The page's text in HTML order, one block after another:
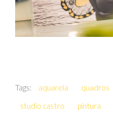
Tags: aquarela quadros
studio castro
pintura